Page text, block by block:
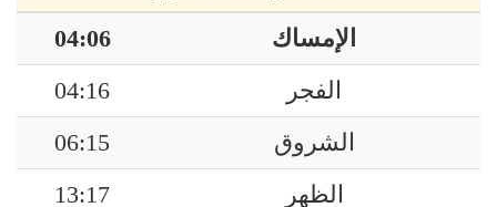
الإمساك
04:06
الفجر
04:16
الشروق
06:15
الظهر
13:17